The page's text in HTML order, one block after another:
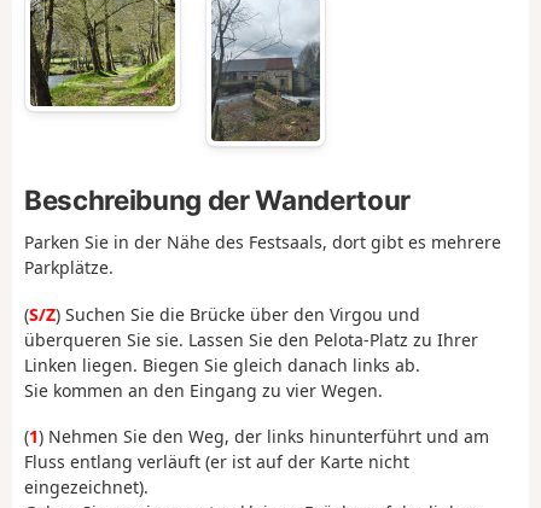
Beschreibung der Wandertour
Parken Sie in der Nähe des Festsaals, dort gibt es mehrere
Parkplätze.
(S/Z) Suchen Sie die Brücke über den Virgou und
überqueren Sie sie. Lassen Sie den Pelota-Platz zu Ihrer
Linken liegen. Biegen Sie gleich danach links ab.
Sie kommen an den Eingang zu vier Wegen.
(1) Nehmen Sie den Weg, der links hinunterführt und am
Fluss entlang verläuft (er ist auf der Karte nicht
eingezeichnet).